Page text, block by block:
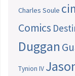
Charles Soule
Comics
Duggan
Tynion IV